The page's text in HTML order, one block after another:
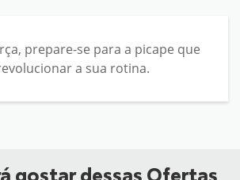
prepare-se para a picape que
a sua rotina.
gostar dessas Ofertas